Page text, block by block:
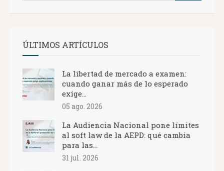
ÚLTIMOS ARTÍCULOS
La libertad de mercado a examen:
cuando ganar más de lo esperado
exige...
05 ago. 2026
La Audiencia Nacional pone límites
al soft law de la AEPD: qué cambia
para las...
31 jul. 2026